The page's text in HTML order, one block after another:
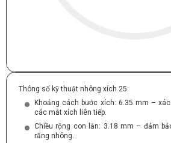
Thông số kỹ thuật nhông xích 25:
Khoảng cách bước xích: 6.35 mm –
các mắt xích liên tiếp.
Chiều rộng con lăn: 3.18 mm – đảm
răng nhông.